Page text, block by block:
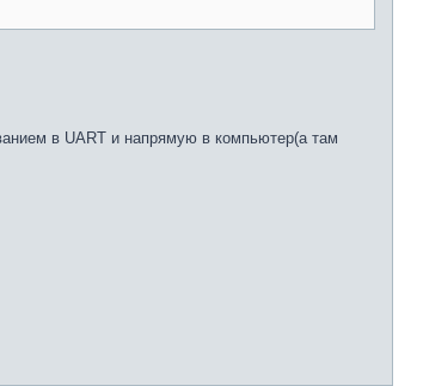
в UART и напрямую в компьютер(а там